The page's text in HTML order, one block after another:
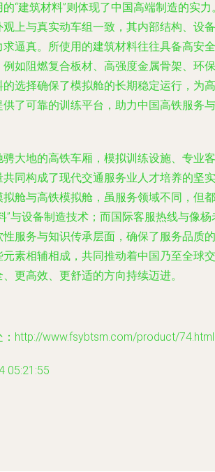
“建筑材料”则体现了中国高端制造的实力
上与真实动车组一致，其内部结构、设备
逼真。所使用的建筑材料往往具备高安全
如阻燃复合板材、高强度金属骨架、环保
选择确保了模拟舱的长期稳定运行，为高
了可靠的训练平台，助力中国高铁服务与
大地的高铁车厢，模拟训练设施、专业客
同构成了现代交通服务业人才培养的坚实
舱与高铁模拟舱，虽服务领域不同，但都
”与设备制造技术；而国际客服热线与像杨
服务与知识传承层面，确保了服务品质的
素相辅相成，共同推动着中国乃至全球交
更高效、更舒适的方向持续迈进。
http://www.fsybtsm.com/product/74.html
05:21:55